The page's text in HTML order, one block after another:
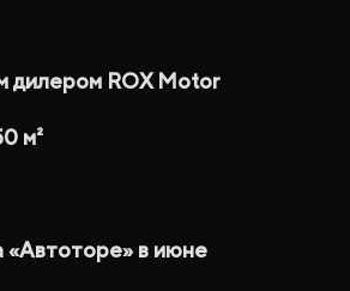
дилером ROX Motor
м²
«Автоторе» в июне